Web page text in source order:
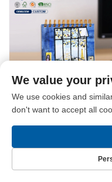
横罫線リングノートブ
ク・クリエイティブで
に便利なポケットサイ
ートブック・学生向け
We value your
We use cookies and
don't want to accept all